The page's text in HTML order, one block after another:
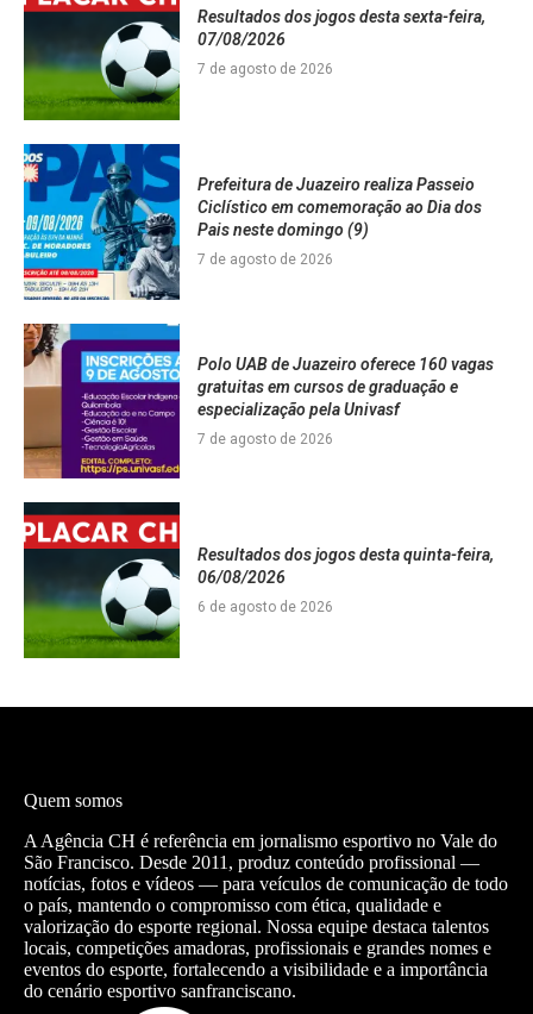
Resultados dos jogos desta sexta-feira,
07/08/2026
7 de agosto de 2026
Prefeitura de Juazeiro realiza Passeio
Ciclístico em comemoração ao Dia dos
Pais neste domingo (9)
7 de agosto de 2026
Polo UAB de Juazeiro oferece 160 vagas
gratuitas em cursos de graduação e
especialização pela Univasf
7 de agosto de 2026
Resultados dos jogos desta quinta-feira,
06/08/2026
6 de agosto de 2026
Quem somos
A Agência CH é referência em jornalismo esportivo no Vale do
São Francisco. Desde 2011, produz conteúdo profissional —
notícias, fotos e vídeos — para veículos de comunicação de todo
o país, mantendo o compromisso com ética, qualidade e
valorização do esporte regional. Nossa equipe destaca talentos
locais, competições amadoras, profissionais e grandes nomes e
eventos do esporte, fortalecendo a visibilidade e a importância
do cenário esportivo sanfranciscano.